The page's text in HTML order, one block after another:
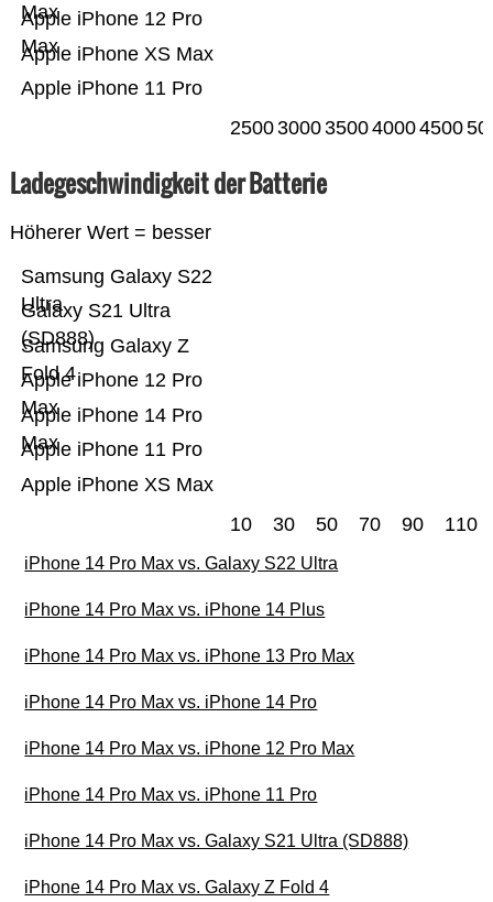
Apple iPhone 11 Pro
Apple iPhone XS Max
Apple iPhone 12 Pro
Max
Max
25003000350040004500
Ladegeschwindigkeit der Batterie
Höherer Wert = besser
Apple iPhone XS Max
Apple iPhone 11 Pro
Apple iPhone 14 Pro
Max
Apple iPhone 12 Pro
Max
Samsung Galaxy Z
Fold 4
Galaxy S21 Ultra
(SD888)
Samsung Galaxy S22
Ultra
10 30 50 70 90 110
iPhone 14 Pro Max vs. Galaxy S22 Ultra
iPhone 14 Pro Max vs. iPhone 14 Plus
iPhone 14 Pro Max vs. iPhone 13 Pro Max
iPhone 14 Pro Max vs. iPhone 14 Pro
iPhone 14 Pro Max vs. iPhone 12 Pro Max
iPhone 14 Pro Max vs. iPhone 11 Pro
iPhone 14 Pro Max vs. Galaxy S21 Ultra (SD888)
iPhone 14 Pro Max vs. Galaxy Z Fold 4